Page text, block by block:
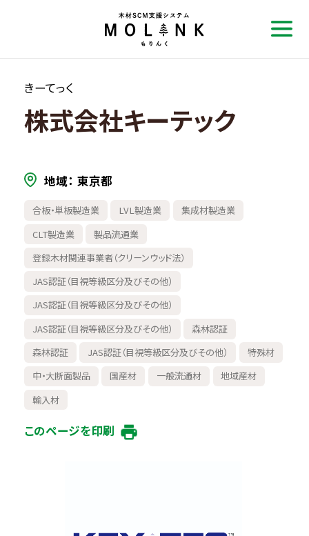
きーてっく
株式会社キーテック
地域 東京都
合板・単板製造業 LVL製造業
集成材製造業
CLT製造業
製品流通業
登録木材関連事業者（クリーンウッド法）
JAS認証（目視等級区分及びその他）
JAS認証（目視等級区分及びその他）
JAS認証（目視等級区分及びその他）
森林認証
森林認証
JAS認証（目視等級区分及びその他）
特殊材
中・大断面製品
国産材 一般流通材
地域産材
輸入材
このページを印刷